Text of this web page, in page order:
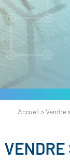
Accueil > Vendre
VENDRE